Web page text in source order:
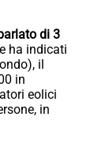
di 3
ha indicati
il
in
eolici
in